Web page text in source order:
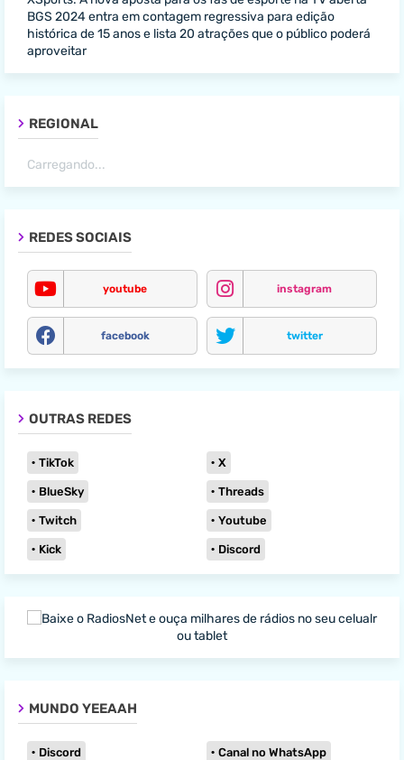
BGS 2024 entra em contagem regressiva para edição
histórica de 15 anos e lista 20 atrações que o público poderá
aproveitar
REGIONAL
Carregando...
REDES SOCIAIS
youtube instagram
facebook twitter
OUTRAS REDES
TikTok X
BlueSky Threads
Twitch Youtube
Kick Discord
MUNDO YEEAAH
Discord Canal no WhatsApp